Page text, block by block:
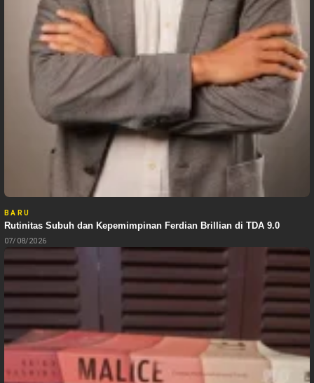
BARU
Rutinitas Subuh dan Kepemimpinan Ferdian Brillian di TDA 9.0
07/08/2026